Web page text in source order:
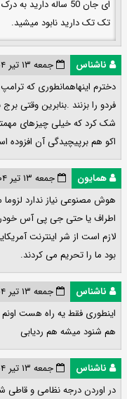
ای جان 50 ساله
تک تک دارید نابود میشید.
ناشناس
جمعه ۱۳ تیر ۱۴۰۴ ۱۹:۵۰:۳۴
دخترم اینهاهمانطوری که
فردو را بزنند .بنابرین وقتی
شک کرد که خیلی چیزهای
اکو هم برپیچیدگی آن افزوده
همایون
جمعه ۱۳ تیر ۱۴۰۴ ۲۰:۰۳:۱۶
هوش مصنوعی نیاز ندارد لزوما
اطراف یا حتی جی پی آس
لازم است از شر اینترنت
بود ما را تحریم می کردند.
ناشناس
جمعه ۱۳ تیر ۱۴۰۴ ۲۰:۲۲:۰۲
اینطوری فقط یه راه هست اونم
هم شنود میشه هم ردیابی
ناشناس
جمعه ۱۳ تیر ۱۴۰۴ ۲۱:۰۳:۴۳
در اوردن درجه نظامی و قاطی